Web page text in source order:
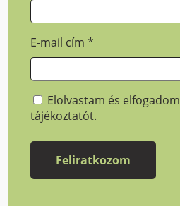
E-mail cím*
Elolvastam és
tájékoztatót.